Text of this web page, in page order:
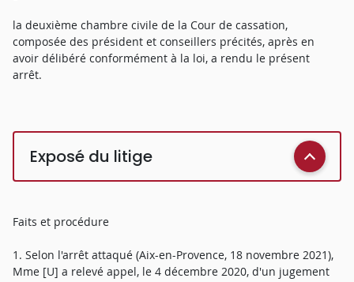
la deuxième chambre civile de la Cour de cassation,
composée des président et conseillers précités, après en
avoir délibéré conformément à la loi, a rendu le présent
arrêt.
Exposé du litige
Faits et procédure
1. Selon l'arrêt attaqué (Aix-en-Provence, 18 novembre 2021),
Mme [U] a relevé appel, le 4 décembre 2020, d'un jugement